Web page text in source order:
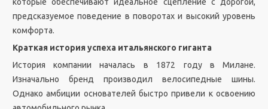
которые обеспечивают идеальное сцепление с дорогой,
предсказуемое поведение в поворотах и высокий уровень
комфорта.
Краткая история успеха итальянского гиганта
История компании началась в 1872 году в Милане.
Изначально бренд производил велосипедные шины.
Однако амбиции основателей быстро привели к освоению